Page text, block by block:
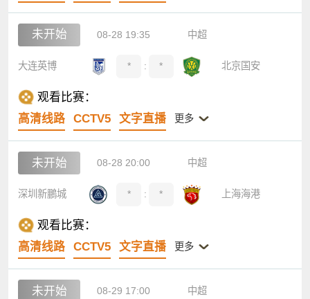
未开始 08-28 19:35 中超
大连英博 * : * 北京国安
观看比赛：
高清线路
CCTV5 文字直播 更多
未开始 08-28 20:00 中超
深圳新鵬城 * : * 上海海港
观看比赛：
高清线路
CCTV5 文字直播 更多
未开始 08-29 17:00 中超